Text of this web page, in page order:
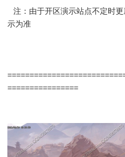
注：由于开区演示站点不定时
示为准
================